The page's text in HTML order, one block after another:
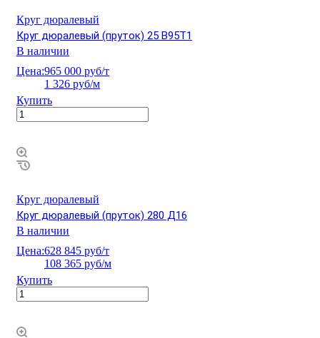
Круг дюралевый
Круг дюралевый (пруток) 25 В95Т1
В наличии
Цена:965 000 руб/т
1 326 руб/м
Купить
Круг дюралевый
Круг дюралевый (пруток) 280 Д16
В наличии
Цена:628 845 руб/т
108 365 руб/м
Купить